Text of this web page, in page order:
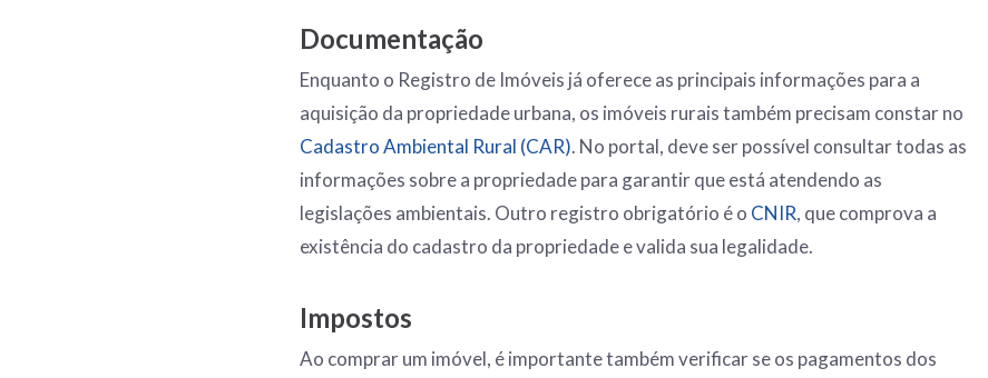
Documentação
Enquanto o Registro de Imóveis já oferece as principais informações para a
aquisição da propriedade urbana, os imóveis rurais também precisam constar no
Cadastro Ambiental Rural (CAR). No portal, deve ser possível consultar todas as
informações sobre a propriedade para garantir que está atendendo as
legislações ambientais. Outro registro obrigatório é o CNIR, que comprova a
existência do cadastro da propriedade e valida sua legalidade.
Impostos
Ao comprar um imóvel, é importante também verificar se os pagamentos dos